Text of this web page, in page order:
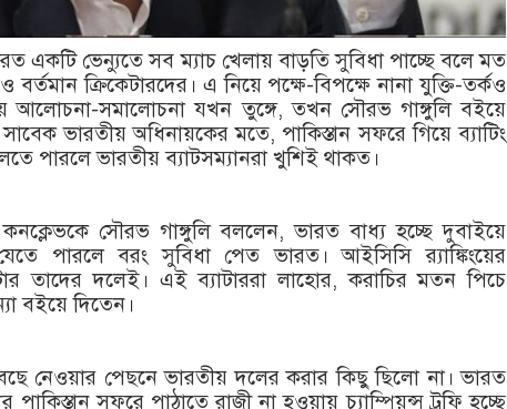
একটি ভেন্যুতে সব ম্যাচ খেলায় বাড়তি সুবিধা পাচ্ছে বলে মত
বর্তমান ক্রিকেটারদের। এ নিয়ে পক্ষে-বিপক্ষে নানা যুক্তি-তর্কও
আলোচনা-সমালোচনা যখন তুঙ্গে, তখন সৌরভ গাঙ্গুলি বইয়ে
ভারতীয় অধিনায়কের মতে, পাকিস্তান সফরে গিয়ে ব্যাটিং
পারলে ভারতীয় ব্যাটসম্যানরা খুশিই থাকত।
কনক্লেভকে সৌরভ গাঙ্গুলি বললেন, ভারত বাধ্য হচ্ছে দুবাইয়ে
পারলে বরং সুবিধা পেত ভারত। আইসিসি র‍্যাঙ্কিংয়ের
তাদের দলেই। এই ব্যাটাররা লাহোর, করাচির মতন পিচে
বইয়ে দিতেন।
নেওয়ার পেছনে ভারতীয় দলের করার কিছু ছিলো না। ভারত
পাকিস্তান সফরে পাঠাতে রাজী না হওয়ায় চ্যাম্পিয়ন্স ট্রফি হচ্ছে